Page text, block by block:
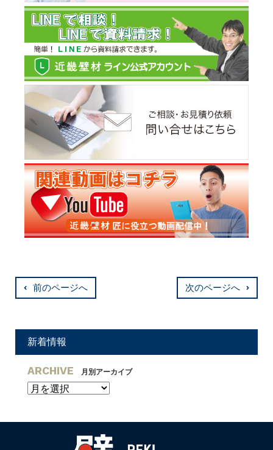
前のページへ 次のページへ
新着情報
ARCHIVE 月別アーカイブ